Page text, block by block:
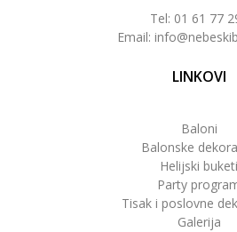
Tel: 01 61 77
Email:
LINKOVI
Baloni
Balonske
Helijski buketi
Party
Tisak i poslovne
Galerija